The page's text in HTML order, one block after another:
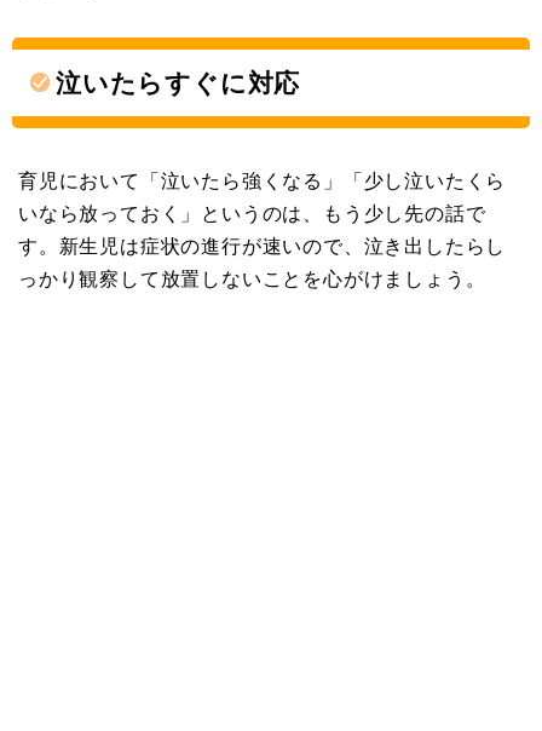
泣いたらすぐに対応
育児において「泣いたら強くなる」「少し泣いたくら
いなら放っておく」というのは、もう少し先の話で
す。新生児は症状の進行が速いので、泣き出したらし
っかり観察して放置しないことを心がけましょう。